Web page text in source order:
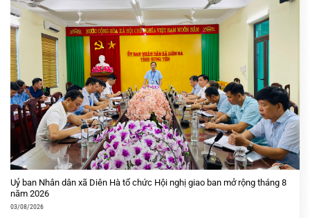
Uỷ ban Nhân dân xã Diên Hà tổ chức Hội nghị giao ban mở rộng tháng 8
năm 2026
03/08/2026